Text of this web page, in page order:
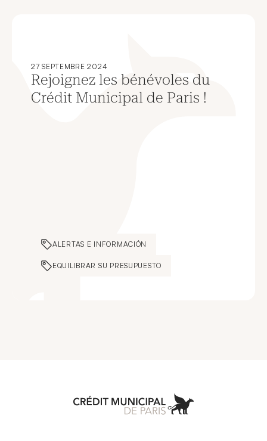
27 SEPTEMBRE 2024
Rejoignez les bénévoles du
Crédit Municipal de Paris !
ALERTAS E INFORMACIÓN
EQUILIBRAR SU PRESUPUESTO